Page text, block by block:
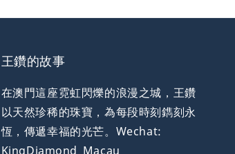
王鑽的故事
在澳門這座霓虹閃爍的浪漫之城，王鑽
以天然珍稀的珠寶，為每段時刻鐫刻永
恆，傳遞幸福的光芒。Wechat:
KingDiamond_Macau